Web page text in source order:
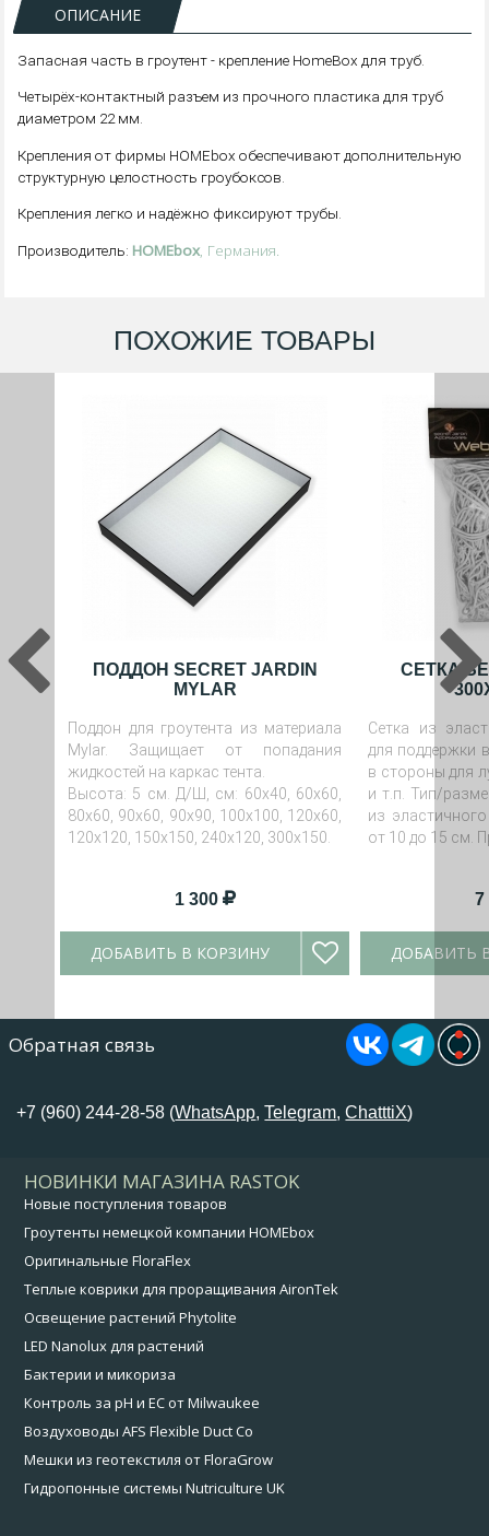
ОПИСАНИЕ
Запасная часть в гроутент - крепление HomeBox для труб.
Четырёх-контактный разъем из прочного пластика для труб
диаметром 22 мм.
Крепления от фирмы HOMEbox обеспечивают дополнительную
структурную целостность гроубоксов.
Крепления легко и надёжно фиксируют трубы.
Производитель: HOMEbox , Германия.
ПОХОЖИЕ ТОВАРЫ
ПОДДОН SECRET JARDIN
MYLAR
Поддон для гроутента из материала
Mylar. Защищает от попадания
жидкостей на каркас тента.
Высота: 5 см. Д/Ш, см: 60х40, 60x60,
80x60, 90x60, 90x90, 100x100, 120x60,
120x120, 150x150, 240х120, 300x150.
1 300
ДОБАВИТЬ В КОРЗИНУ
СЕТКА
Сетка из
для поддержки
в стороны для
и т.п. Тип/
из
от 10 до 15 см.
7
ДОБАВИТЬ
Обратная связь
+7 (960) 244-28-58 (WhatsApp,Telegram,ChatttiX)
НОВИНКИ МАГАЗИНА RASTOK
Новые поступления товаров
Гроутенты немецкой компании HOMEbox
Оригинальные FloraFlex
Теплые коврики для проращивания AironTek
Освещение растений Phytolite
LED Nanolux для растений
Бактерии и микориза
Контроль за pH и EC от Milwaukee
Воздуховоды AFS Flexible Duct Co
Мешки из геотекстиля от FloraGrow
Гидропонные системы Nutriculture UK